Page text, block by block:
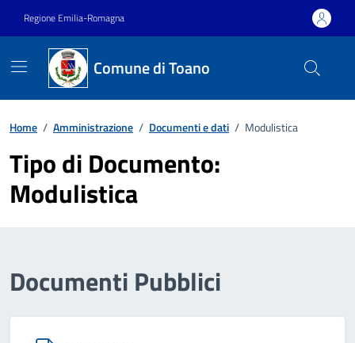
Regione Emilia-Romagna
Comune di Toano
Home / Amministrazione / Documenti e dati / Modulistica
Tipo di Documento:
Modulistica
Documenti Pubblici